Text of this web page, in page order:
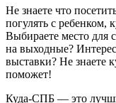
Не знаете что
погулять с ребенком,
Выбираете место для
на выходные?
выставки? Не знаете
поможет!
Куда-СПБ — это